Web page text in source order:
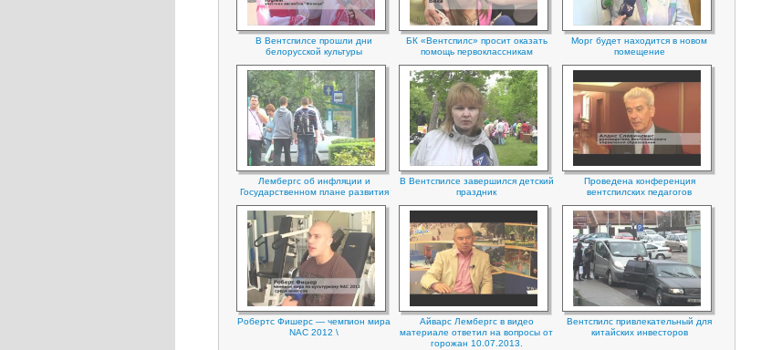
В Вентспилсе прошли дни
белорусской культуры
БК «Вентспилс» просит оказать
помощь первоклассникам
Морг будет находится в новом
помещение
Лембергс об инфляции и
Государственном плане развития
В Вентспилсе завершился детский
праздник
Проведена конференция
вентспилских педагогов
Робертс Фишерс — чемпион мира
NAC 2012 \
Айварс Лембергс в видео
материале ответил на вопросы от
горожан 10.07.2013.
Вентспилс привлекательный для
китайских инвесторов